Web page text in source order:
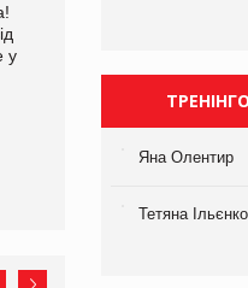
у
не очікують
платформі
Яна Олентир
Тетяна Ільєнко